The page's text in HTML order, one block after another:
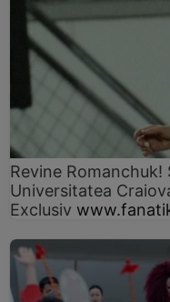
Revine
Universitatea
Exclusiv